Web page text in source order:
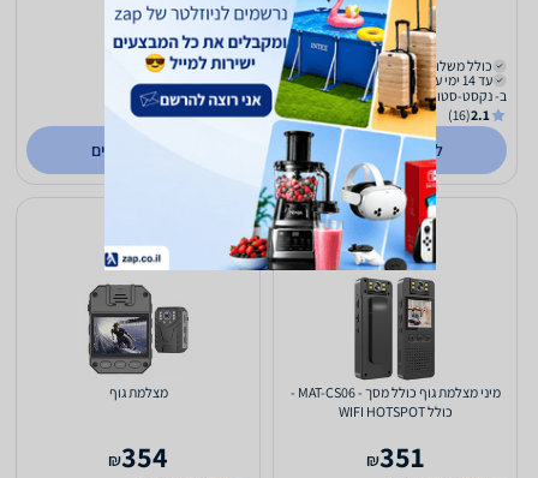
209
₪
כולל משלוח (₪10)
עד 14 ימי עסקים
ב- נקסט-סטוק
2.1
(16)
לפרטים נוספים
298
₪
משלוח חינם
עד 7 ימי עסקים
ב- קאמרה פלוס
5.0
(59)
לפרטים נוספים
מיני מצלמת גוף כולל מסך - MAT-CS06 -
כולל WIFI HOTSPOT
351
₪
מצלמת גוף
354
₪